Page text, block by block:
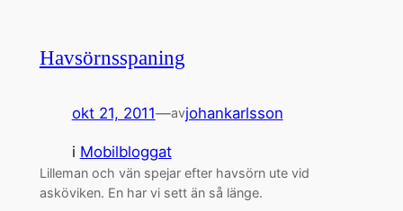
Havsörnsspaning
okt 21, 2011—avjohankarlsson
i Mobilbloggat
Lilleman och vän spejar efter havsörn ute vid
asköviken. En har vi sett än så länge.